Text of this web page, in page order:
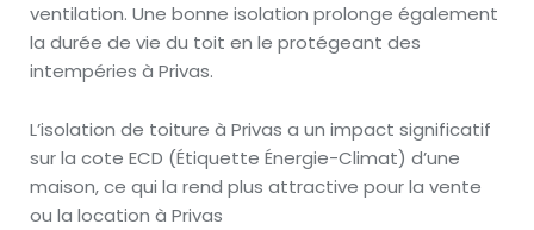
ventilation. Une bonne isolation prolonge également
la durée de vie du toit en le protégeant des
intempéries à Privas.
L’isolation de toiture à Privas a un impact significatif
sur la cote ECD (Étiquette Énergie-Climat) d’une
maison, ce qui la rend plus attractive pour la vente
ou la location à Privas